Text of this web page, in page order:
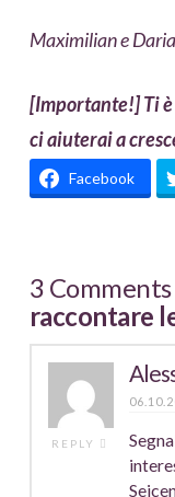
Maximilian e Daria
[Importante!] Ti
ci aiuterai a
Facebook
3
raccontare
REPLY